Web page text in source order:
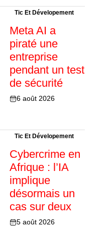
Tic Et Dévelopement
Meta AI a
piraté une
entreprise
pendant un test
de sécurité
6 août 2026
Tic Et Dévelopement
Cybercrime en
Afrique : l’IA
implique
désormais un
cas sur deux
5 août 2026